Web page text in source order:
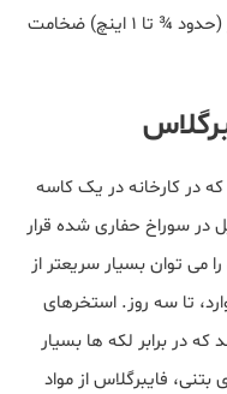
انتخاب کنید که حداقل ۲۰ تا ۳۰ میلی متر (حدود ¾ تا ۱ اینچ) ضخامت
در کارخانه در یک کاسه
سوراخ حفاری شده قرار
می توان بسیار سریعتر از
تا سه روز. استخرهای
در برابر لکه ها بسیار
فایبرگلاس از مواد